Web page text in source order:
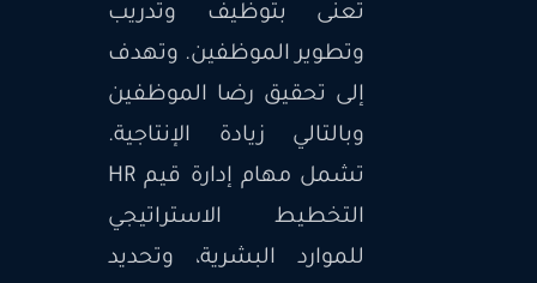
تعنى بتوظيف وتدريب
وتطوير الموظفين. وتهدف
إلى تحقيق رضا الموظفين
وبالتالي زيادة الإنتاجية.
تشمل مهام إدارة قيم HR
التخطيط الاستراتيجي
للموارد البشرية، وتحديد